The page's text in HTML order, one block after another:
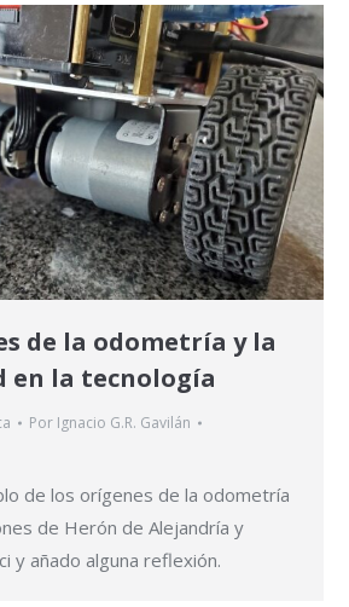
de la odometría y la
en la tecnología
Por Ignacio G.R. Gavilán
de los orígenes de la odometría
de Herón de Alejandría y
y añado alguna reflexión.